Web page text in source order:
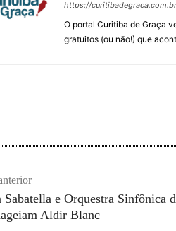
https://curitibadegraca.com.br
O portal Curitiba de Graça
gratuitos (ou não!) que
e Orquestra Sinfônica
Aldir Blanc